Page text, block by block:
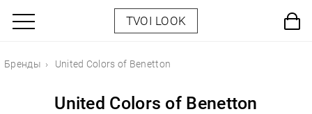
TVOI LOOK
Бренды United Colors of Benetton
United Colors of Benetton